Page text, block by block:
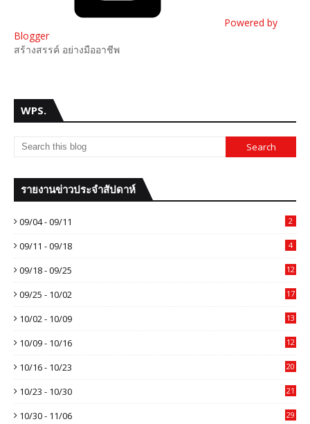
Powered by
Blogger
สร้างสรรค์ อย่างมืออาชีพ
WPS.
รายงานข่าวประจำสัปดาห์
09/04 - 09/11 2
09/11 - 09/18 4
09/18 - 09/25 12
09/25 - 10/02 17
10/02 - 10/09 13
10/09 - 10/16 12
10/16 - 10/23 20
10/23 - 10/30 21
10/30 - 11/06 29